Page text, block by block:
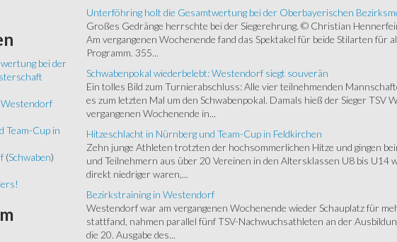
Unterföhring holt die Gesamtwertung bei der Oberbayerischen
Großes Gedränge herrschte bei der Siegerehrung. © Christian
Am vergangenen Wochenende fand das Spektakel für beide Stilarten
Programm. 355...
Schwabenpokal wiederbelebt: Westendorf siegt souverän
Ein tolles Bild zum Turnierabschluss: Alle vier teilnehmenden
es zum letzten Mal um den Schwabenpokal. Damals hieß der Sieger
vergangenen Wochenende in...
Hitzeschlacht in Nürnberg und Team-Cup in Feldkirchen
Zehn junge Athleten trotzten der hochsommerlichen Hitze und gingen
und Teilnehmern aus über 20 Vereinen in den Altersklassen U8 bis
direkt niedriger waren,...
Bezirkstraining in Westendorf
Westendorf war am vergangenen Wochenende wieder Schauplatz für
stattfand, nahmen parallel fünf TSV-Nachwuchsathleten an der
die 20. Ausgabe des...
bei der
Westendorf
Team-Cup in
(Schwaben)